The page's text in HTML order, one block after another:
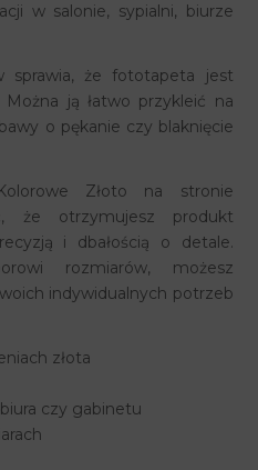
w salonie, sypialni, biurze
sprawia, że fototapeta jest
ją łatwo przykleić na
o pękanie czy blaknięcie
Złoto na stronie
że otrzymujesz produkt
i dbałością o detale.
rozmiarów, możesz
indywidualnych potrzeb
złota
czy gabinetu